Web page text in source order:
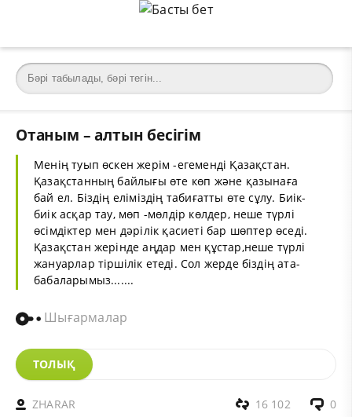
Отаным – алтын бесігім
Менің туып өскен жерім -егеменді Қазақстан.
Қазақстанның байлығы өте көп және қазынаға
бай ел. Біздің еліміздің табиғатты өте сұлу. Биік-
биік асқар тау, мөп -мөлдір көлдер, неше түрлі
өсімдіктер мен дәрілік қасиеті бар шөптер өседі.
Қазақстан жерінде аңдар мен құстар,неше түрлі
жануарлар тіршілік етеді. Сол жерде біздің ата-
бабаларымыз.......
Шығармалар
ТОЛЫҚ
ZHARAR 0
16 102